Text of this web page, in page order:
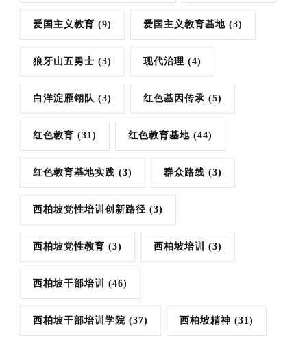
爱国主义教育 (9) 爱国主义教育基地 (3)
狼牙山五勇士 (3) 现代治理 (4)
白洋淀雁翎队 (3) 红色基因传承 (5)
红色教育 (31) 红色教育基地 (44)
红色教育基地实践 (3) 群众路线 (3)
西柏坡党性培训创新路径 (3)
西柏坡党性教育 (3) 西柏坡培训 (3)
西柏坡干部培训 (46)
西柏坡干部培训学院 (37) 西柏坡精神 (31)